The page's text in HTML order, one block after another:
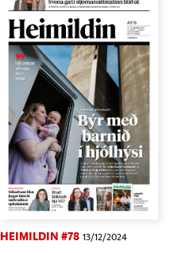
HEIMILDIN #78 13/12/2024